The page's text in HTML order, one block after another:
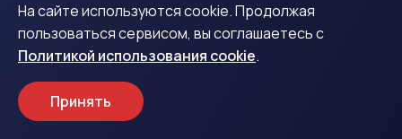
Как получить деньги в
Курчалой
1
На сайте используются cookie. Продолжая
пользоваться сервисом, вы соглашаетесь с
Политикой использования cookie.
Принять